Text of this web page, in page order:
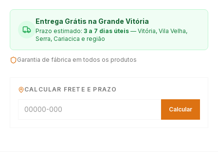
Entrega Grátis na Grande Vitória
Prazo estimado: 3 a 7 dias úteis — Vitória, Vila Velha,
Serra, Cariacica e região
Garantia de fábrica em todos os produtos
CALCULAR FRETE E PRAZO
Calcular